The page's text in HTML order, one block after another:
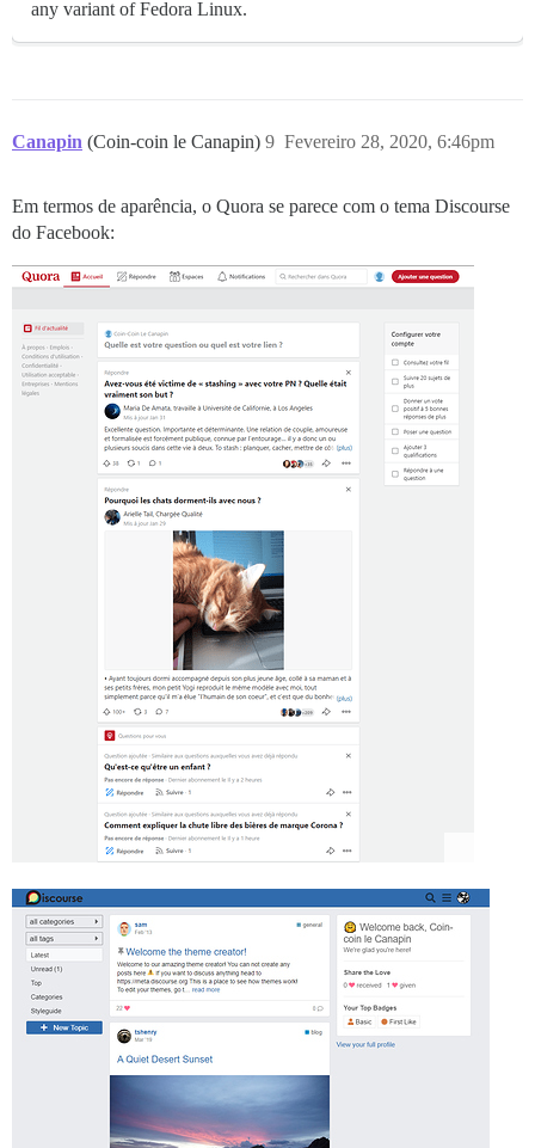
any variant of Fedora Linux.
Canapin (Coin-coin le Canapin) Fevereiro 28, 2020, 6:46pm
9
Em termos de aparência, o Quora se parece com o tema Discourse
do Facebook: